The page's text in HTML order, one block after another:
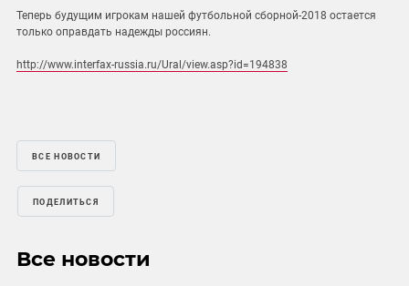
Теперь будущим игрокам нашей футбольной сборной-2018 остается
только оправдать надежды россиян.
http://www.interfax-russia.ru/Ural/view.asp?id=194838
ВСЕ НОВОСТИ
ПОДЕЛИТЬСЯ
Все новости